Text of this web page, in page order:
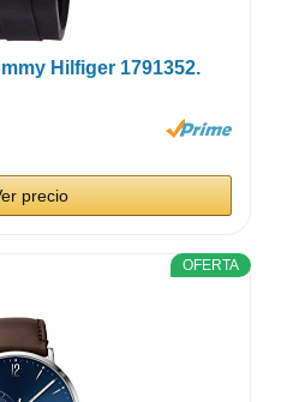
Hilfiger 1791352.
precio
OFERTA